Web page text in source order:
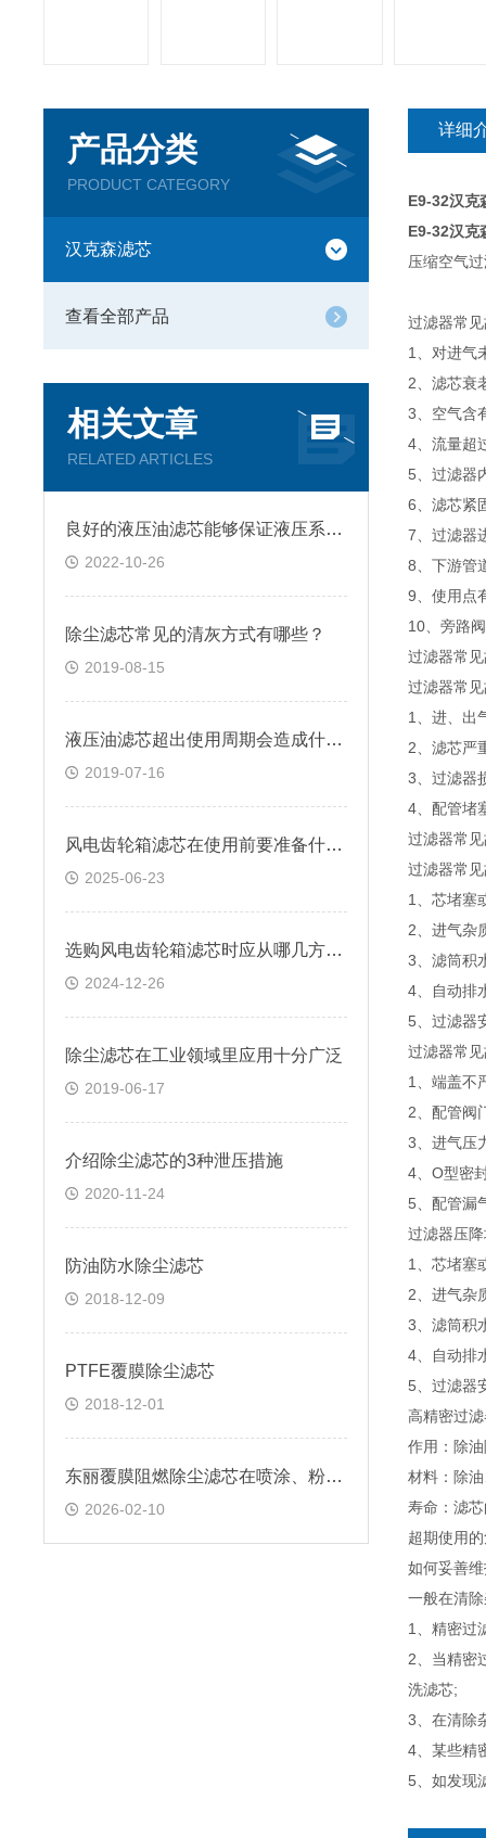
产品分类
PRODUCT CATEGORY
汉克森滤芯
查看全部产品
相关文章
RELATED ARTICLES
良好的液压油滤芯能够保证液压系统的正常运行
2022-10-26
除尘滤芯常见的清灰方式有哪些？
2019-08-15
液压油滤芯超出使用周期会造成什么影响？
2019-07-16
风电齿轮箱滤芯在使用前要准备什么你知道吗？
2025-06-23
选购风电齿轮箱滤芯时应从哪几方面考虑？
2024-12-26
除尘滤芯在工业领域里应用十分广泛
2019-06-17
介绍除尘滤芯的3种泄压措施
2020-11-24
防油防水除尘滤芯
2018-12-09
PTFE覆膜除尘滤芯
2018-12-01
东丽覆膜阻燃除尘滤芯在喷涂、粉末回收行业中如何兼顾高收集效率与粉末质量
2026-02-10
详细
E9-32汉克
E9-32汉克
压缩空气
过滤器常
1、对进气
2、滤芯衰
3、空气含
4、流量超
5、过滤器
6、滤芯紧
7、过滤器
8、下游管
9、使用点
10、旁路
过滤器常
过滤器常
1、进、出
2、滤芯严
3、过滤器
4、配管堵
过滤器常
过滤器常
1、芯堵塞
2、进气杂
3、滤筒积
4、自动排
5、过滤器
过滤器常
1、端盖不
2、配管阀
3、进气压
4、O型密
5、配管漏
过滤器压
1、芯堵塞
2、进气杂
3、滤筒积
4、自动排
5、过滤器
高精密过
作用：除
材料：除
寿命：滤
超期使用
如何妥善
一般在清
1、精密过
2、当精密
洗滤芯;
3、在清除
4、某些精
5、如发现